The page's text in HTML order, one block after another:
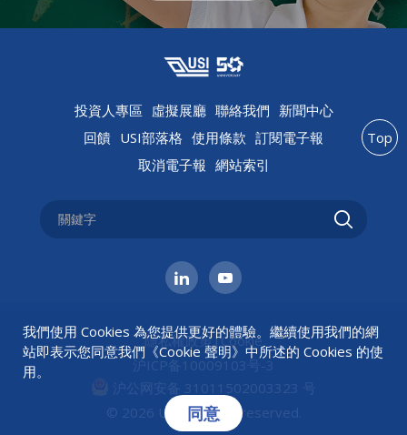
投資人專區 虛擬展廳 聯絡我們 新聞中心
回饋 USI部落格 使用條款 訂閱電子報
取消電子報 網站索引
隱私權政策 |Cookie
沪ICP备10009103号-3
沪公网安备 31011502003323 号
© 2026 USI All rights reserved.
Top
我們使用 Cookies 為您提供更好的體驗。繼續使用我們的網
站即表示您同意我們《Cookie 聲明》中所述的 Cookies 的使
用。
同意